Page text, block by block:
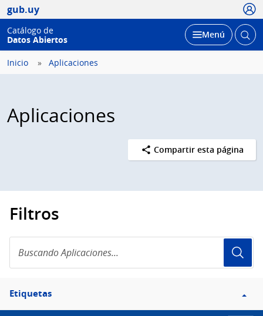
gub.uy
Catálogo de
Datos Abiertos
Desplegar
Menú Abrir
Inicio Aplicaciones
Aplicaciones
Compartir esta página
Filtros
Aplicaciones...
Filtro
Etiquetas
Etiquetas